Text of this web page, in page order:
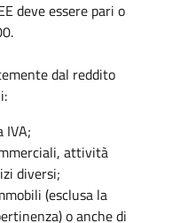
deve essere pari o
dal reddito
attività
diversi;
(esclusa la
o anche di